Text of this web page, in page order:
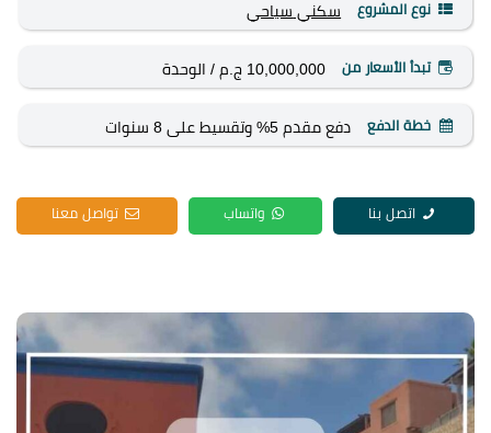
نوع المشروع سكني سياحي
تبدأ الأسعار من 10,000,000 ج.م / الوحدة
خطة الدفع دفع مقدم 5% وتقسيط على 8 سنوات
اتصل بنا واتساب تواصل معنا